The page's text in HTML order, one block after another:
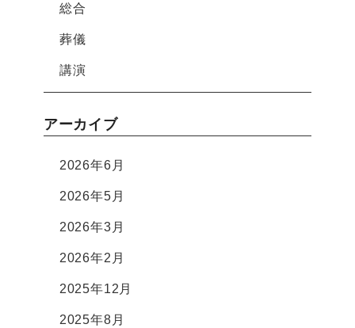
総合
葬儀
講演
アーカイブ
2026年6月
2026年5月
2026年3月
2026年2月
2025年12月
2025年8月